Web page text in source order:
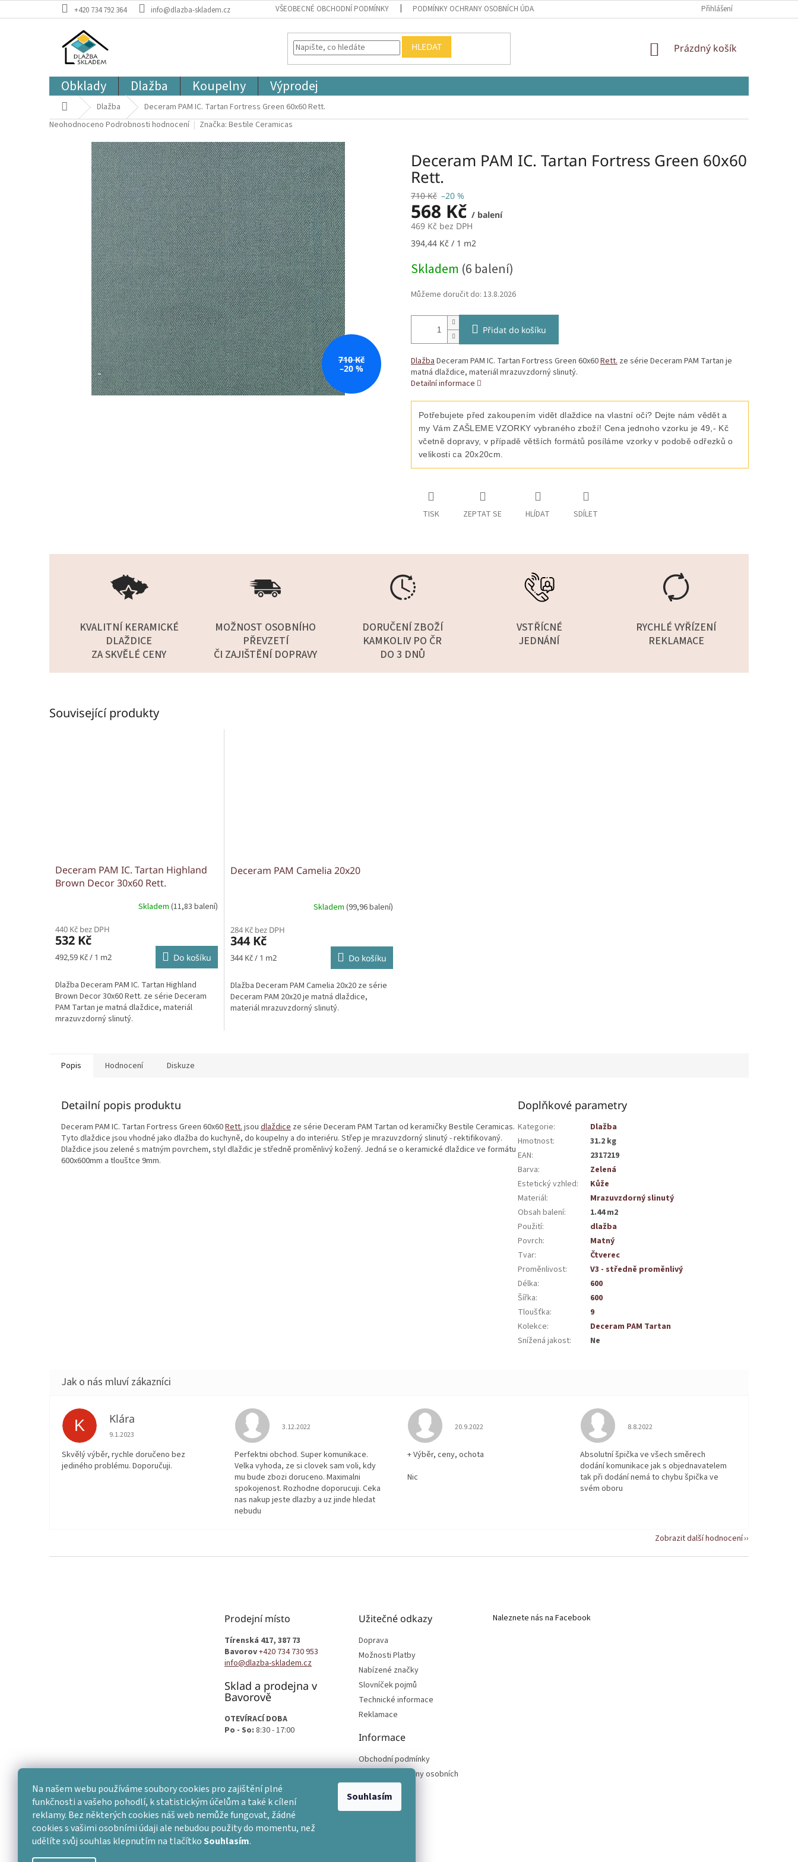
Na našem webu používáme soubory cookies pro zajištění plné
funkčnosti a vašeho pohodlí, k statistickým účelům a také k cílení
reklamy. Bez některých cookies náš web nemůže fungovat, žádné
cookies s vašimi osobními údaji ale nebudou použity do momentu, než
udělíte svůj souhlas klepnutím na tlačítkoSouhlasím.
Souhlasím
na
+420 734 792 364 info@dlazba-skladem.cz VŠEOBECNÉ OBCHODNÍ PODMÍNKY PODMÍNKY OCHRANY OSOBNÍCH ÚDAJŮ Přihlášení
HLEDAT
NÁKUPNÍ
Prázdný košík
Obklady Dlažba Koupelny Výprodej
Domů Dlažba
Deceram PAM IC. Tartan Fortress Green 60x60 Rett.
Průměrné
Neohodnoceno Podrobnosti hodnocení Značka: Bestile Ceramicas
710 Kč
–20 %
Deceram PAM IC. Tartan Fortress Green 60x60
Rett.
710 Kč –20 %
568 Kč / balení
469 Kč bez DPH
Měrná
394,44 Kč / 1 m2
Skladem (6 balení)
Můžeme doručit do: 13.8.2026
Přidat do košíku
DlažbaDeceram PAM IC. Tartan Fortress Green 60x60Rett. ze série Deceram PAM Tartan je
matná dlaždice, materiál mrazuvzdorný slinutý.
Detailní informace
Potřebujete před zakoupením vidět dlaždice na vlastní oči? Dejte nám vědět a
my Vám ZAŠLEME VZORKY vybraného zboží! Cena jednoho vzorku je 49,- Kč
včetně dopravy, v případě větších formátů posíláme vzorky v podobě odřezků o
velikosti ca 20x20cm.
TISK ZEPTAT SE HLÍDAT SDÍLET
KVALITNÍ KERAMICKÉ
DLAŽDICE
ZA SKVĚLÉ CENY
MOŽNOST OSOBNÍHO
PŘEVZETÍ
ČI ZAJIŠTĚNÍ DOPRAVY
DORUČENÍ ZBOŽÍ
KAMKOLIV PO ČR
DO 3 DNŮ
VSTŘÍCNÉ
JEDNÁNÍ
RYCHLÉ VYŘÍZENÍ
REKLAMACE
Související produkty
Deceram PAM IC. Tartan Highland
Brown Decor 30x60 Rett.
Skladem (11,83 balení)
440 Kč bez DPH
532 Kč
Měrná
492,59 Kč / 1 m2 Do košíku
Dlažba Deceram PAM IC. Tartan Highland
Brown Decor 30x60 Rett. ze série Deceram
PAM Tartan je matná dlaždice, materiál
mrazuvzdorný slinutý.
Deceram PAM Camelia 20x20
Skladem (99,96 balení)
284 Kč bez DPH
344 Kč
Měrná
344 Kč / 1 m2 Do košíku
Dlažba Deceram PAM Camelia 20x20 ze série
Deceram PAM 20x20 je matná dlaždice,
materiál mrazuvzdorný slinutý.
Popis Hodnocení Diskuze
Detailní popis produktu
Deceram PAM IC. Tartan Fortress Green 60x60Rett. jsou dlaždice ze série Deceram PAM Tartan od keramičky Bestile Ceramicas.
Tyto dlaždice jsou vhodné jako dlažba do kuchyně, do koupelny a do interiéru. Střep je mrazuvzdorný slinutý - rektifikovaný.
Dlaždice jsou zelené s matným povrchem, styl dlaždic je středně proměnlivý kožený. Jedná se o keramické dlaždice ve formátu
600x600mm a tlouštce 9mm.
Doplňkové parametry
Kategorie:
Dlažba
Hmotnost:
31.2 kg
EAN:
2317219
Barva:
Zelená
Estetický vzhled:
Kůže
Materiál:
Mrazuvzdorný slinutý
Obsah balení:
1.44 m2
Použití:
dlažba
Povrch:
Matný
Tvar:
Čtverec
Proměnlivost:
V3 - středně proměnlivý
Délka:
600
Šířka:
600
Tloušťka:
9
Kolekce:
Deceram PAM Tartan
Snížená jakost: Ne
K Klára
Hodnocení obchodu je 5 z 5 hvězdiček.
9.1.2023
Skvělý výběr, rychle doručeno bez
jediného problému. Doporučuji.
Hodnocení obchodu je 5 z 5 hvězdiček.
3.12.2022
Perfektni obchod. Super komunikace.
Velka vyhoda, ze si clovek sam voli, kdy
mu bude zbozi doruceno. Maximalni
spokojenost. Rozhodne doporucuji. Ceka
nas nakup jeste dlazby a uz jinde hledat
nebudu
Hodnocení obchodu je 5 z 5 hvězdiček.
20.9.2022
+ Výběr, ceny, ochota
Nic
Hodnocení obchodu je 5 z 5 hvězdiček.
8.8.2022
Absolutní špička ve všech směrech
dodání komunikace jak s objednavatelem
tak při dodání nemá to chybu špička ve
svém oboru
Zobrazit další hodnocení
Prodejní místo
Tírenská 417, 387 73
Bavorov+420 734 730 953
info@dlazba-skladem.cz
Sklad a prodejna v
Bavorově
OTEVÍRACÍ DOBA
Po - So: 8:30 - 17:00
Užitečné odkazy
Doprava
Možnosti Platby
Nabízené značky
Slovníček pojmů
Technické informace
Reklamace
Informace
Obchodní podmínky
Podmínky ochrany osobních
podmínek
Naleznete nás na Facebook